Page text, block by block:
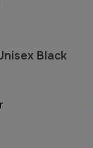
Black